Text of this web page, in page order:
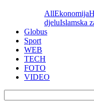
AllEkonomija
djeluIslamska
Globus
Sport
WEB
TECH
FOTO
VIDEO